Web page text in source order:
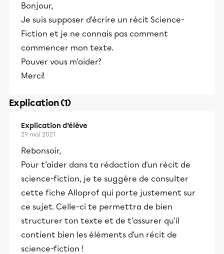
Bonjour,
Je suis supposer d'écrire un récit Science-
Fiction et je ne connais pas comment
commencer mon texte.
Pouver vous m'aider?
Merci!
Explication (1)
Explication d’élève
29 mai 2021
Rebonsoir,
Pour t'aider dans ta rédaction d'un récit de
science-fiction, je te suggère de consulter
cette fiche Alloprof qui porte justement sur
ce sujet. Celle-ci te permettra de bien
structurer ton texte et de t'assurer qu'il
contient bien les éléments d'un récit de
science-fiction !